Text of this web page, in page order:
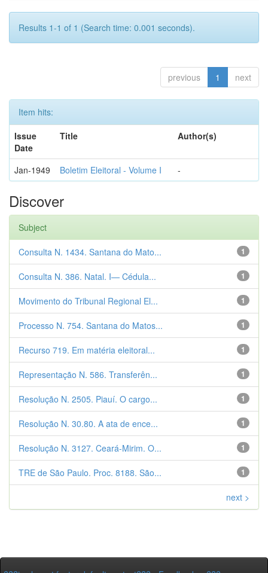
Results 1-1 of 1 (Search time: 0.001 seconds).
previous 1 next
Item hits:
Issue
Date
Title Author(s)
Jan-1949 Boletim Eleitoral - Volume I -
Discover
Subject
1
Consulta N. 1434. Santana do Mato...
1
Consulta N. 386. Natal. I— Cédula...
1
Movimento do Tribunal Regional El...
1
Processo N. 754. Santana do Matos...
1
Recurso 719. Em matéria eleitoral...
1
Representação N. 586. Transferên...
1
Resolução N. 2505. Piauí. O cargo...
1
Resolução N. 30.80. A ata de ence...
1
Resolução N. 3127. Ceará-Mirim. O...
1
TRE de São Paulo. Proc. 8188. São...
next >